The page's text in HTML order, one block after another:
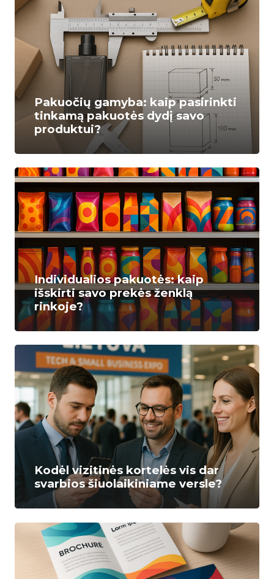
Pakuočių gamyba: kaip pasirinkti
tinkamą pakuotės dydį savo
produktui?
Individualios pakuotės: kaip
išskirti savo prekės ženklą
rinkoje?
Kodėl vizitinės kortelės vis dar
svarbios šiuolaikiniame versle?